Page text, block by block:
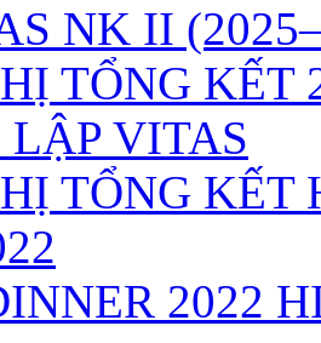
NK II
TỔNG
VITAS
TỔNG KẾT
2022